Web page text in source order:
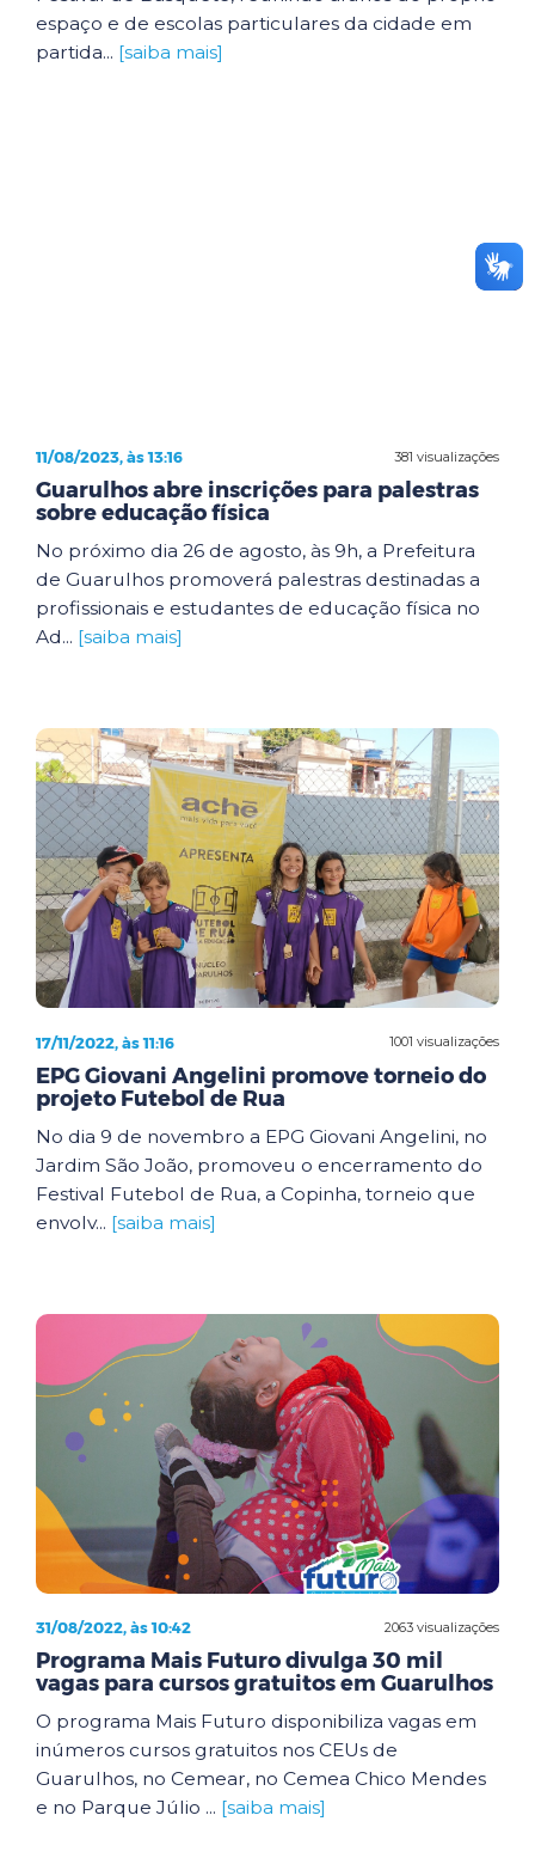
espaço e de escolas particulares da cidade em
partida... [saiba mais]
381 visualizações
11/08/2023, às 13:16
Guarulhos abre inscrições para palestras
sobre educação física
No próximo dia 26 de agosto, às 9h, a Prefeitura
de Guarulhos promoverá palestras destinadas a
profissionais e estudantes de educação física no
Ad... [saiba mais]
1001 visualizações
17/11/2022, às 11:16
EPG Giovani Angelini promove torneio do
projeto Futebol de Rua
No dia 9 de novembro a EPG Giovani Angelini, no
Jardim São João, promoveu o encerramento do
Festival Futebol de Rua, a Copinha, torneio que
envolv... [saiba mais]
2063 visualizações
31/08/2022, às 10:42
Programa Mais Futuro divulga 30 mil
vagas para cursos gratuitos em Guarulhos
O programa Mais Futuro disponibiliza vagas em
inúmeros cursos gratuitos nos CEUs de
Guarulhos, no Cemear, no Cemea Chico Mendes
e no Parque Júlio ... [saiba mais]